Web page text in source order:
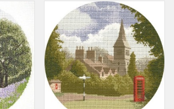
канва,
всё в
14:55
(Белый
с
Красивый
Очень красивый
раритетный
комплектация